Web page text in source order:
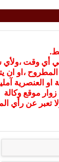
في أي وقت
،او ان
العنصرية
موقع وكالة
تعبر عن رأي